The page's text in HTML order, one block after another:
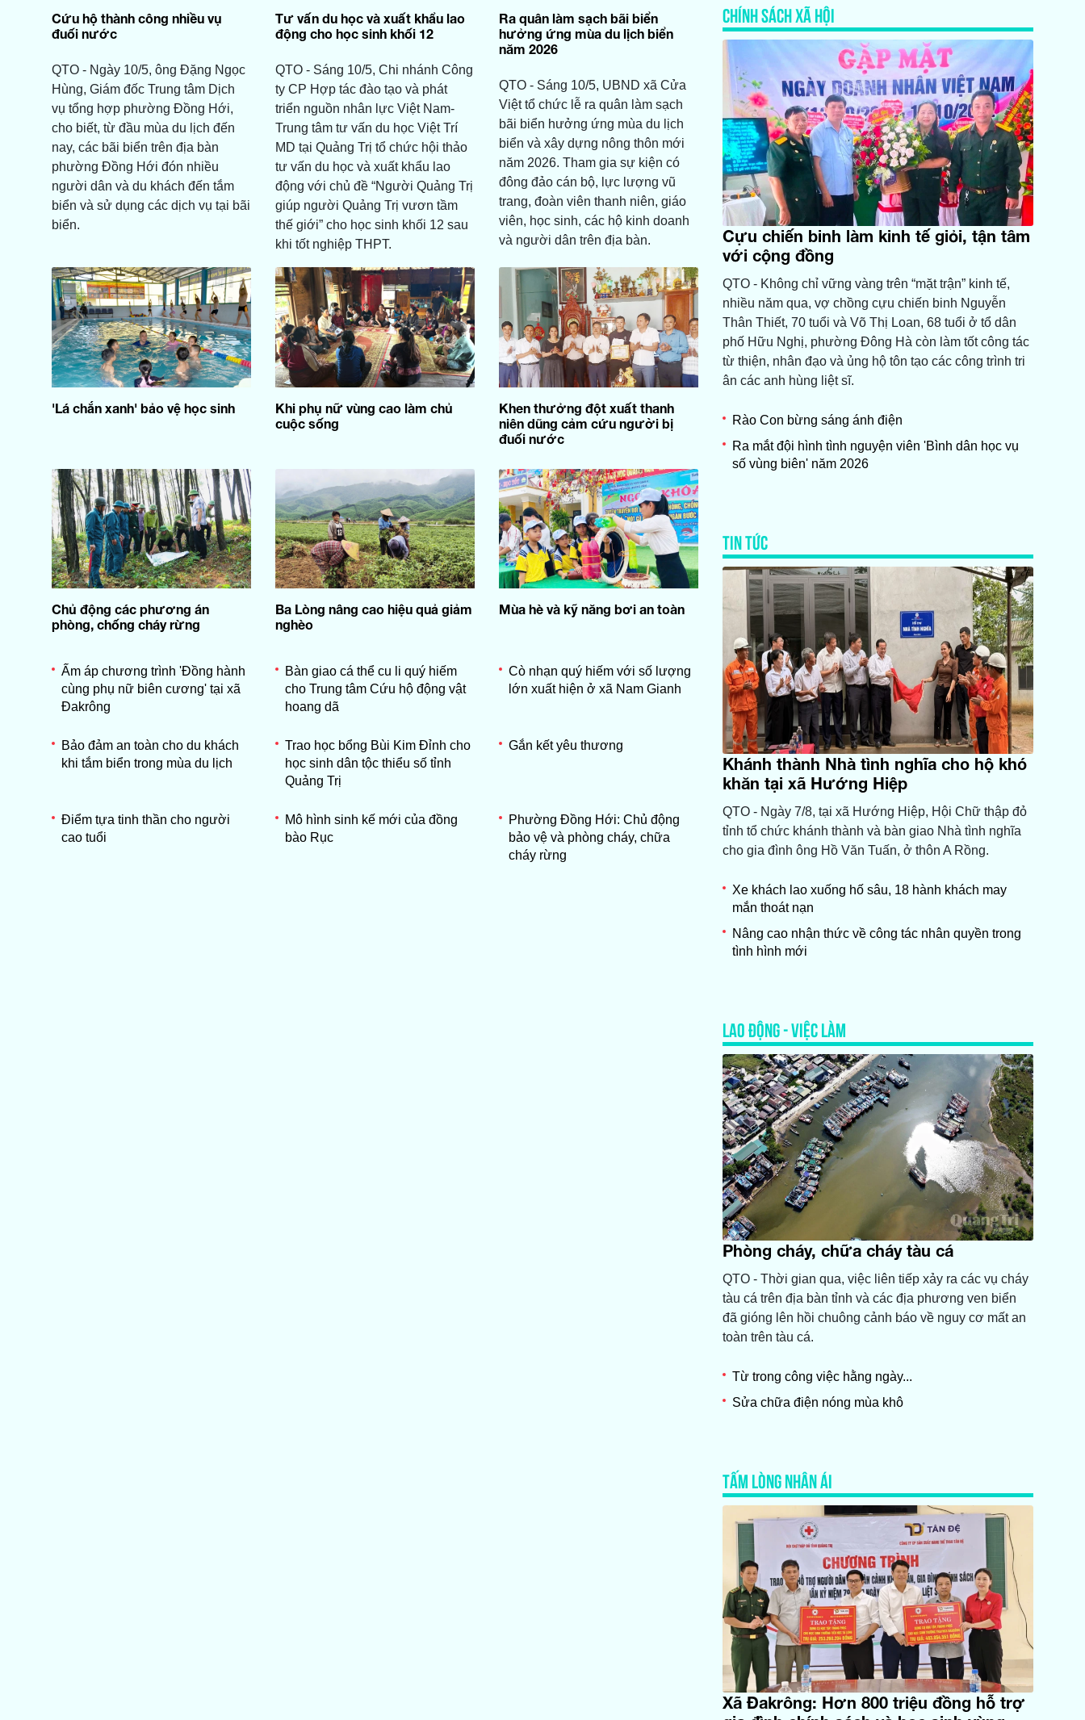
Cứu hộ thành công nhiều vụ
đuối nước
QTO - Ngày 10/5, ông Đặng Ngọc
Hùng, Giám đốc Trung tâm Dịch
vụ tổng hợp phường Đồng Hới,
cho biết, từ đầu mùa du lịch đến
nay, các bãi biển trên địa bàn
phường Đồng Hới đón nhiều
người dân và du khách đến tắm
biển và sử dụng các dịch vụ tại bãi
biển.
Tư vấn du học và xuất khẩu lao
động cho học sinh khối 12
QTO - Sáng 10/5, Chi nhánh Công
ty CP Hợp tác đào tạo và phát
triển nguồn nhân lực Việt Nam-
Trung tâm tư vấn du học Việt Trí
MD tại Quảng Trị tổ chức hội thảo
tư vấn du học và xuất khẩu lao
động với chủ đề “Người Quảng Trị
giúp người Quảng Trị vươn tầm
thế giới” cho học sinh khối 12 sau
khi tốt nghiệp THPT.
Ra quân làm sạch bãi biển
hưởng ứng mùa du lịch biển
năm 2026
QTO - Sáng 10/5, UBND xã Cửa
Việt tổ chức lễ ra quân làm sạch
bãi biển hưởng ứng mùa du lịch
biển và xây dựng nông thôn mới
năm 2026. Tham gia sự kiện có
đông đảo cán bộ, lực lượng vũ
trang, đoàn viên thanh niên, giáo
viên, học sinh, các hộ kinh doanh
và người dân trên địa bàn.
'Lá chắn xanh' bảo vệ học sinh
Khi phụ nữ vùng cao làm chủ
cuộc sống
Khen thưởng đột xuất thanh
niên dũng cảm cứu người bị
đuối nước
Chủ động các phương án
phòng, chống cháy rừng
Ba Lòng nâng cao hiệu quả giảm
nghèo
Mùa hè và kỹ năng bơi an toàn
Ấm áp chương trình 'Đồng hành
cùng phụ nữ biên cương' tại xã
Đakrông
Bàn giao cá thể cu li quý hiếm
cho Trung tâm Cứu hộ động vật
hoang dã
Cò nhạn quý hiếm với số lượng
lớn xuất hiện ở xã Nam Gianh
Bảo đảm an toàn cho du khách
khi tắm biển trong mùa du lịch
Trao học bổng Bùi Kim Đỉnh cho
học sinh dân tộc thiểu số tỉnh
Quảng Trị
Gắn kết yêu thương
Điểm tựa tinh thần cho người
cao tuổi
Mô hình sinh kế mới của đồng
bào Rục
Phường Đồng Hới: Chủ động
bảo vệ và phòng cháy, chữa
cháy rừng
CHÍNH SÁCH XÃ HỘI
Cựu chiến binh làm kinh tế giỏi, tận tâm
với cộng đồng
QTO - Không chỉ vững vàng trên “mặt trận” kinh tế,
nhiều năm qua, vợ chồng cựu chiến binh Nguyễn
Thân Thiết, 70 tuổi và Võ Thị Loan, 68 tuổi ở tổ dân
phố Hữu Nghị, phường Đông Hà còn làm tốt công tác
từ thiện, nhân đạo và ủng hộ tôn tạo các công trình tri
ân các anh hùng liệt sĩ.
Rào Con bừng sáng ánh điện
Ra mắt đội hình tình nguyện viên 'Bình dân học vụ
số vùng biên' năm 2026
TIN TỨC
Khánh thành Nhà tình nghĩa cho hộ khó
khăn tại xã Hướng Hiệp
QTO - Ngày 7/8, tại xã Hướng Hiệp, Hội Chữ thập đỏ
tỉnh tổ chức khánh thành và bàn giao Nhà tình nghĩa
cho gia đình ông Hồ Văn Tuấn, ở thôn A Rồng.
Xe khách lao xuống hố sâu, 18 hành khách may
mắn thoát nạn
Nâng cao nhận thức về công tác nhân quyền trong
tình hình mới
LAO ĐỘNG - VIỆC LÀM
Phòng cháy, chữa cháy tàu cá
QTO - Thời gian qua, việc liên tiếp xảy ra các vụ cháy
tàu cá trên địa bàn tỉnh và các địa phương ven biển
đã gióng lên hồi chuông cảnh báo về nguy cơ mất an
toàn trên tàu cá.
Từ trong công việc hằng ngày...
Sửa chữa điện nóng mùa khô
TẤM LÒNG NHÂN ÁI
Xã Đakrông: Hơn 800 triệu đồng hỗ trợ